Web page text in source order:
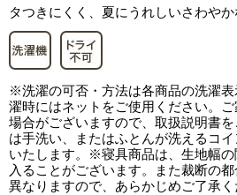
タつきにくく、夏にうれしいさわやか
※洗濯の可否・方法は各商品の洗濯
濯時にはネットをご使用ください。
場合がございますので、取扱説明書
は手洗い、またはふとんが洗えるコ
いたします。※寝具商品は、生地幅
入ることがございます。また裁断の
異なりますので、あらかじめご了承く